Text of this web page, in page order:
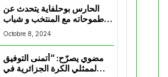
الحارس بوحلفاية يتحدث عن
طموحاته مع المنتخب و شباب
قسنطينة
Octobre 8, 2024
مضوي يصرّح: “أتمنى التوفيق
لممثلي الكرة الجزائرية في